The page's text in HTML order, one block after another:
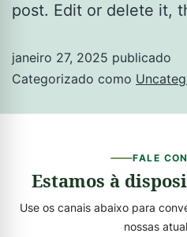
post. Edit or delete it,
janeiro 27, 2025 publicado
Categorizado como
FALE
Estamos à
Use os canais abaixo para
nossas